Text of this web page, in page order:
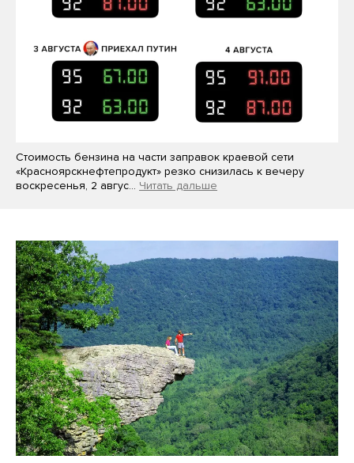
Стоимость бензина на части заправок краевой сети
«Красноярскнефтепродукт» резко снизилась к вечеру
воскресенья, 2 авгус… Читать дальше